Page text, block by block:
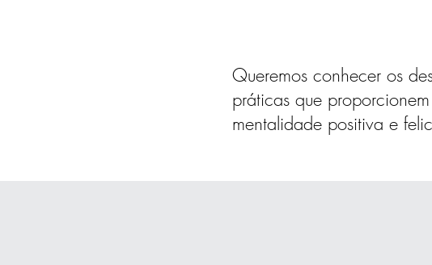
Queremos conhecer os
práticas que
mentalidade positiva e